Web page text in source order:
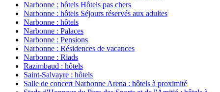
Narbonne : hôtels Hôtels pas chers
Narbonne : hôtels Séjours réservés aux adultes
Narbonne : hôtels
Narbonne : Palaces
Narbonne : Pensions
Narbonne : Résidences de vacances
Narbonne : Riads
Razimbaud : hôtels
Saint-Salvayre : hôtels
Salle de concert Narbonne Arena : hôtels à proximité